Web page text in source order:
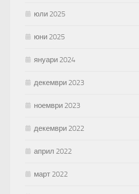
юли 2025
юни 2025
януари 2024
декември 2023
ноември 2023
декември 2022
април 2022
март 2022